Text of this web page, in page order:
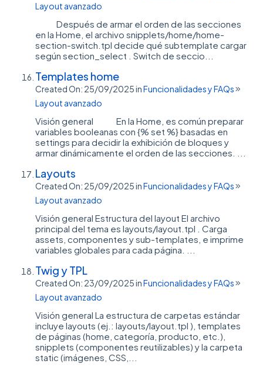
Layout avanzado
Después de armar el orden de las secciones
en la Home, el archivo snipplets/home/home-
section-switch.tpl decide qué subtemplate cargar
según section_select . Switch de seccio...
Templates home
Created On: 25/09/2025inFuncionalidades y FAQs
Layout avanzado
Visión general En la Home, es común preparar
variables booleanas con {% set %} basadas en
settings para decidir la exhibición de bloques y
armar dinámicamente el orden de las secciones. ...
Layouts
Created On: 25/09/2025inFuncionalidades y FAQs
Layout avanzado
Visión general Estructura del layout El archivo
principal del tema es layouts/layout.tpl . Carga
assets, componentes y sub-templates, e imprime
variables globales para cada página. ...
Twig y TPL
Created On: 23/09/2025inFuncionalidades y FAQs
Layout avanzado
Visión general La estructura de carpetas estándar
incluye layouts (ej.: layouts/layout.tpl ), templates
de páginas (home, categoría, producto, etc.),
snipplets (componentes reutilizables) y la carpeta
static (imágenes, CSS,...